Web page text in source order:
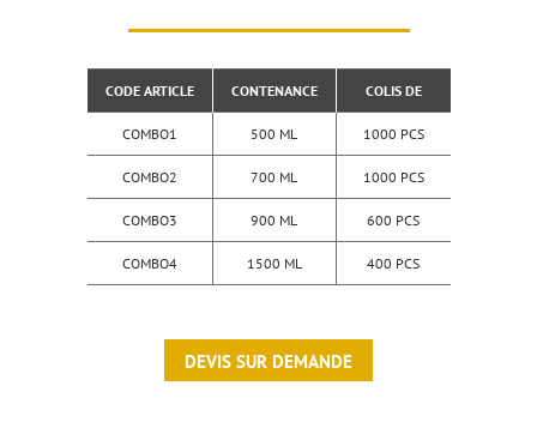
CODE ARTICLE CONTENANCE COLIS DE
COMBO1 500 ML 1000 PCS
COMBO2 700 ML 1000 PCS
COMBO3 900 ML 600 PCS
COMBO4 1500 ML 400 PCS
DEVIS SUR DEMANDE